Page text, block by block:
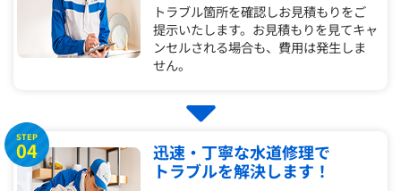
トラブル箇所を確認しお見積もりをご
提示いたします。お見積もりを見てキャ
ンセルされる場合も、費用は発生しま
せん。
STEP
04
迅速・丁寧な水道修理で
トラブルを解決します！